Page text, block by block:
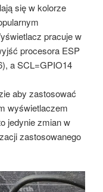
się w kolorze
pracuje w
procesora ESP
a SCL=GPIO14
aby zastosować
wyświetlaczem
jedynie zmian w
zastosowanego